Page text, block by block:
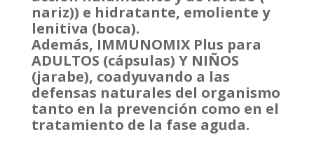
nariz)) e hidratante, emoliente y
lenitiva (boca).
Además, IMMUNOMIX Plus para
ADULTOS (cápsulas) Y NIÑOS
(jarabe), coadyuvando a las
defensas naturales del organismo
tanto en la prevención como en el
tratamiento de la fase aguda.